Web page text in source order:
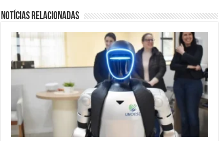
Notícias relacionadas